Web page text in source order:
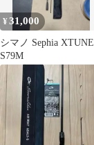
¥31,000
シマノ Sephia XTUNE
S79M